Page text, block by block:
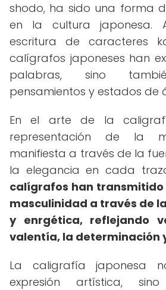
shodo, ha sido una forma
en la cultura japonesa.
escritura de caracteres
calígrafos japoneses han
palabras, sino
pensamientos y estados de
En el arte de la
representación de la
manifiesta a través de la
la elegancia en cada
calígrafos han transmitido
masculinidad a través de
y enrgética, reflejando
valentía, la determinación
La caligrafía japonesa
expresión artística,